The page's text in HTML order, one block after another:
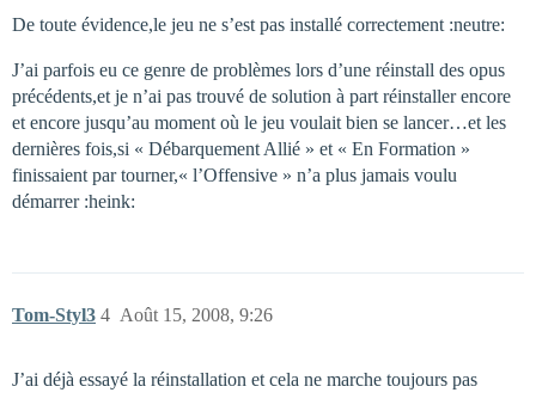
De toute évidence,le jeu ne s’est pas installé correctement :neutre:
J’ai parfois eu ce genre de problèmes lors d’une réinstall des opus
précédents,et je n’ai pas trouvé de solution à part réinstaller encore
et encore jusqu’au moment où le jeu voulait bien se lancer…et les
dernières fois,si « Débarquement Allié » et « En Formation »
finissaient par tourner,« l’Offensive » n’a plus jamais voulu
démarrer :heink:
Tom-Styl3 Août 15, 2008, 9:26
4
J’ai déjà essayé la réinstallation et cela ne marche toujours pas